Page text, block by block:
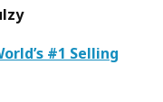
#1 Selling